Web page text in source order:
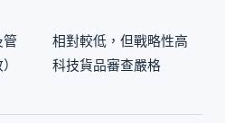
管
相對較低，但戰略性高
科技貨品審查嚴格